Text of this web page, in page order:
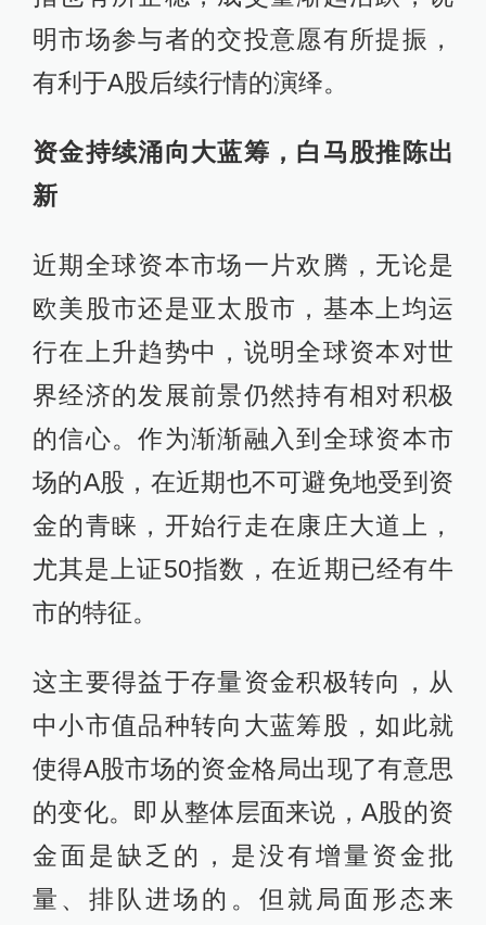
明市场参与者的交投意愿有所提振，
有利于A股后续行情的演绎。
资金持续涌向大蓝筹，白马股推陈出
新
近期全球资本市场一片欢腾，无论是
欧美股市还是亚太股市，基本上均运
行在上升趋势中，说明全球资本对世
界经济的发展前景仍然持有相对积极
的信心。作为渐渐融入到全球资本市
场的A股，在近期也不可避免地受到资
金的青睐，开始行走在康庄大道上，
尤其是上证50指数，在近期已经有牛
市的特征。
这主要得益于存量资金积极转向，从
中小市值品种转向大蓝筹股，如此就
使得A股市场的资金格局出现了有意思
的变化。即从整体层面来说，A股的资
金面是缺乏的，是没有增量资金批
量、排队进场的。但就局面形态来